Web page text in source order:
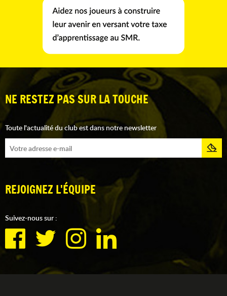
NE RESTEZ PAS SUR LA TOUCHE
Toute l'actualité du club est dans notre newsletter
REJOIGNEZ L'ÉQUIPE
Suivez-nous sur :